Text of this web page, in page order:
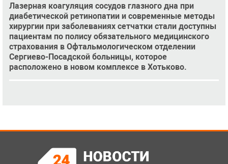
Лазерная коагуляция сосудов глазного дна при
диабетической ретинопатии и современные методы
хирургии при заболеваниях сетчатки стали доступны
пациентам по полису обязательного медицинского
страхования в Офтальмологическом отделении
Сергиево-Посадской больницы, которое
расположено в новом комплексе в Хотьково.